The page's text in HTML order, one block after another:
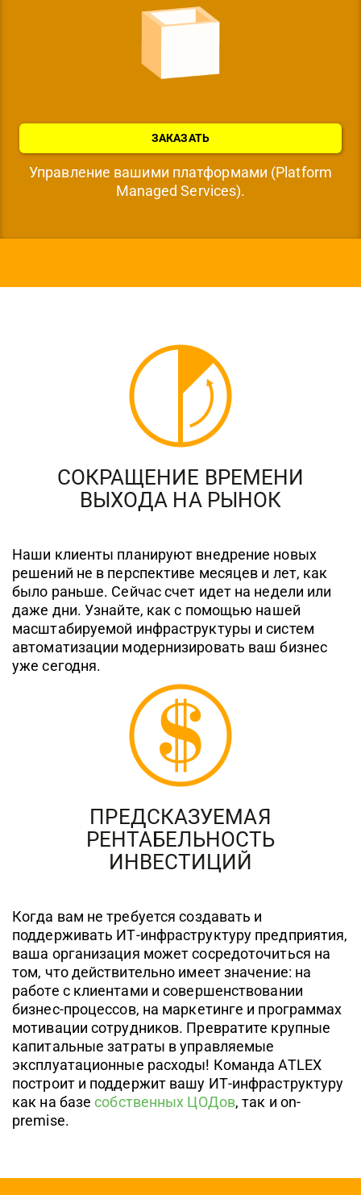
ЗАКАЗАТЬ
Управление вашими платформами (Platform
Managed Services).
СОКРАЩЕНИЕ ВРЕМЕНИ
ВЫХОДА НА РЫНОК
Наши клиенты планируют внедрение новых
решений не в перспективе месяцев и лет, как
было раньше. Сейчас счет идет на недели или
даже дни. Узнайте, как с помощью нашей
масштабируемой инфраструктуры и систем
автоматизации модернизировать ваш бизнес
уже сегодня.
ПРЕДСКАЗУЕМАЯ
РЕНТАБЕЛЬНОСТЬ
ИНВЕСТИЦИЙ
Когда вам не требуется создавать и
поддерживать ИТ-инфраструктуру предприятия,
ваша организация может сосредоточиться на
том, что действительно имеет значение: на
работе с клиентами и совершенствовании
бизнес-процессов, на маркетинге и программах
мотивации сотрудников. Превратите крупные
капитальные затраты в управляемые
эксплуатационные расходы! Команда ATLEX
построит и поддержит вашу ИТ-инфраструктуру
как на базесобственных ЦОДов, так и on-
premise.